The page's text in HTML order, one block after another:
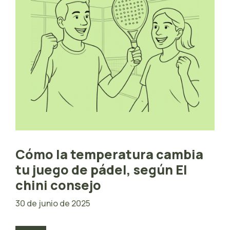
Cómo la temperatura cambia
tu juego de pádel, según El
chini consejo
30 de junio de 2025